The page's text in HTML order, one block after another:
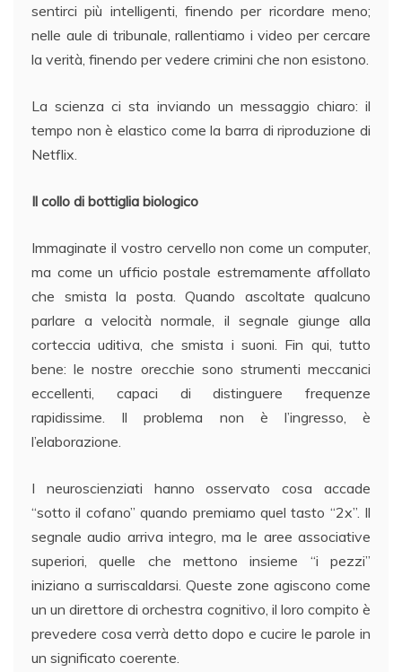
sentirci più intelligenti, finendo per ricordare meno;
nelle aule di tribunale, rallentiamo i video per cercare
la verità, finendo per vedere crimini che non esistono.
La scienza ci sta inviando un messaggio chiaro: il
tempo non è elastico come la barra di riproduzione di
Netflix.
Il collo di bottiglia biologico
Immaginate il vostro cervello non come un computer,
ma come un ufficio postale estremamente affollato
che smista la posta. Quando ascoltate qualcuno
parlare a velocità normale, il segnale giunge alla
corteccia uditiva, che smista i suoni. Fin qui, tutto
bene: le nostre orecchie sono strumenti meccanici
eccellenti, capaci di distinguere frequenze
rapidissime. Il problema non è l’ingresso, è
l’elaborazione.
I neuroscienziati hanno osservato cosa accade
“sotto il cofano” quando premiamo quel tasto “2x”. Il
segnale audio arriva integro, ma le aree associative
superiori, quelle che mettono insieme “i pezzi”
iniziano a surriscaldarsi. Queste zone agiscono come
un un direttore di orchestra cognitivo, il loro compito è
prevedere cosa verrà detto dopo e cucire le parole in
un significato coerente.